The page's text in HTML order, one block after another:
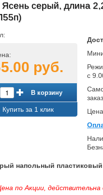
серый, длина
руб.
В корзину
Купить за 1 клик
с
напольный
по Акции, действительна